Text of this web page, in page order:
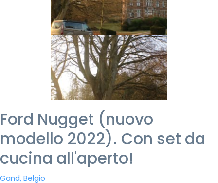
Ford Nugget (nuovo
modello 2022). Con set da
cucina all'aperto!
Gand, Belgio